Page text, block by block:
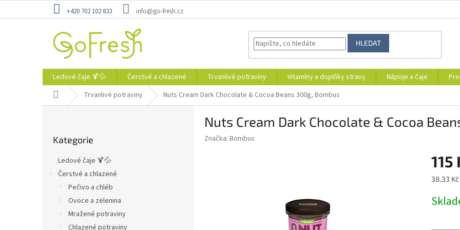
+420 702 102 833 info@go-fresh.cz
HLEDAT
Ledové čaje 🍹💦 Čerstvé a chlazené Trvanlivé potraviny Vitamíny a doplňky stravy Nápoje a čaje
Domů Trvanlivé potraviny Nuts Cream Dark Chocolate & Cocoa Beans 300g, Bombus
kategorie
Kategorie
Ledové čaje 🍹💦
Čerstvé a chlazené
Pečivo a chléb
Ovoce a zelenina
Mražené potraviny
Chlazené potraviny
Nuts Cream Dark Chocolate & Cocoa
Značka: Bombus
115
Měrná
38,33